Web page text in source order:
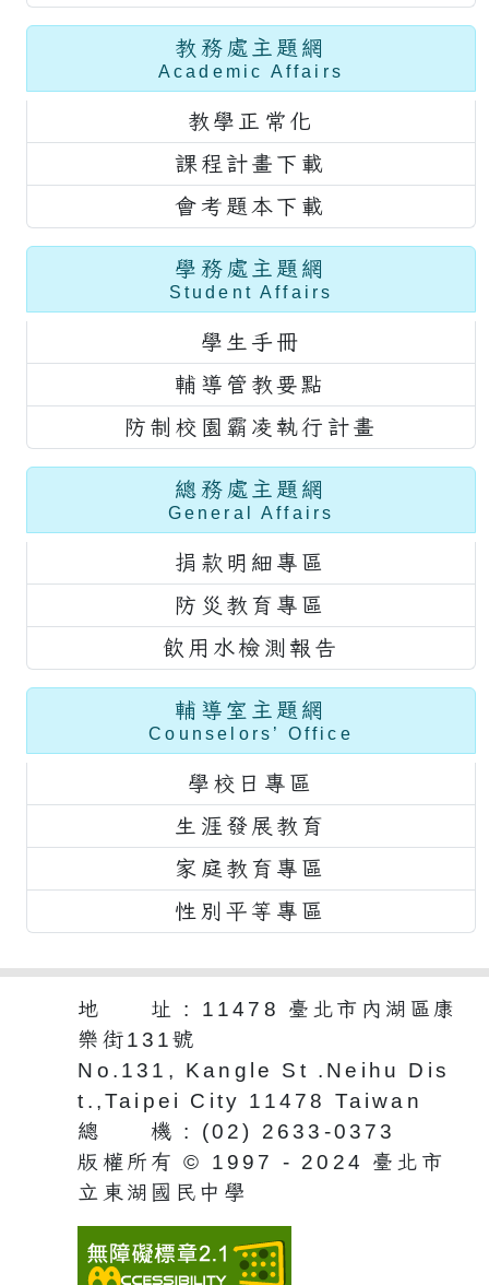
教務處主題網
Academic Affairs
教學正常化
課程計畫下載
會考題本下載
學務處主題網
Student Affairs
學生手冊
輔導管教要點
防制校園霸凌執行計畫
總務處主題網
General Affairs
捐款明細專區
防災教育專區
飲用水檢測報告
輔導室主題網
Counselors’ Office
學校日專區
生涯發展教育
家庭教育專區
性別平等專區
地 址 : 11478 臺北市內湖區康
樂街131號
No.131, Kangle St .Neihu Dis
t.,Taipei City 11478 Taiwan
總 機 : (02) 2633-0373
版權所有 © 1997 - 2024 臺北市
立東湖國民中學